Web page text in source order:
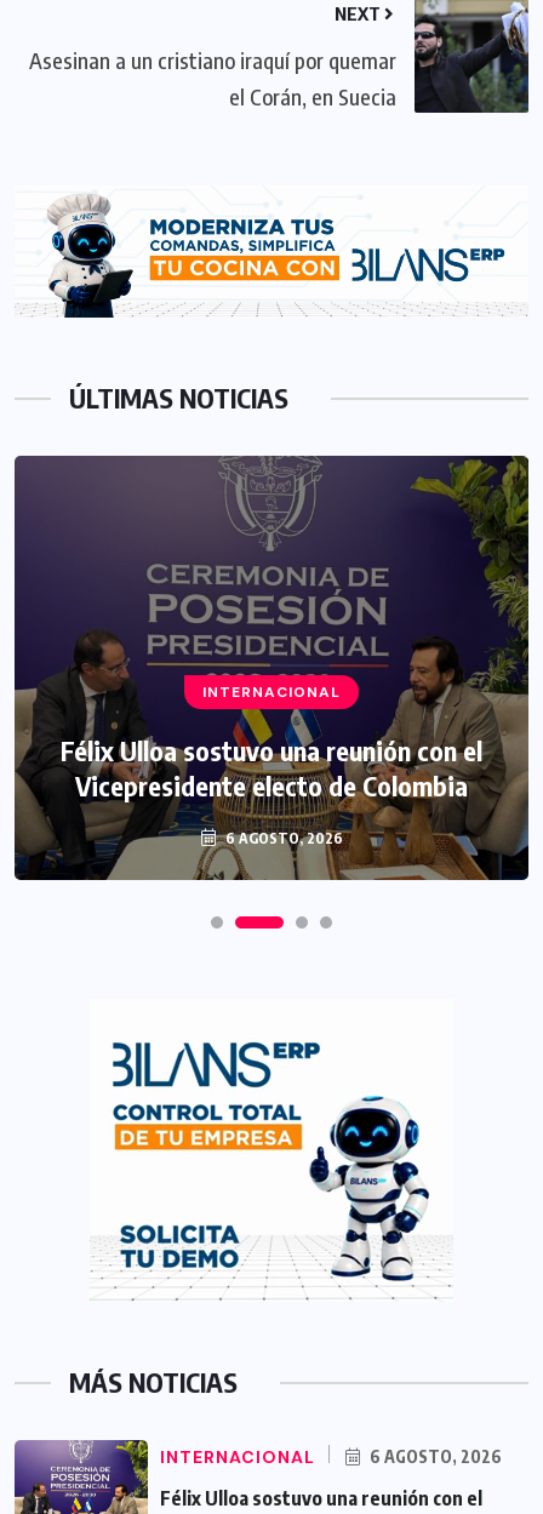
NEXT
Asesinan a un cristiano iraquí por quemar
el Corán, en Suecia
ÚLTIMAS NOTICIAS
INTERNACIONAL
Félix Ulloa sostuvo una reunión con el
Vicepresidente electo de Colombia
6 AGOSTO, 2026
MÁS NOTICIAS
INTERNACIONAL 6 AGOSTO, 2026
Félix Ulloa sostuvo una reunión con el